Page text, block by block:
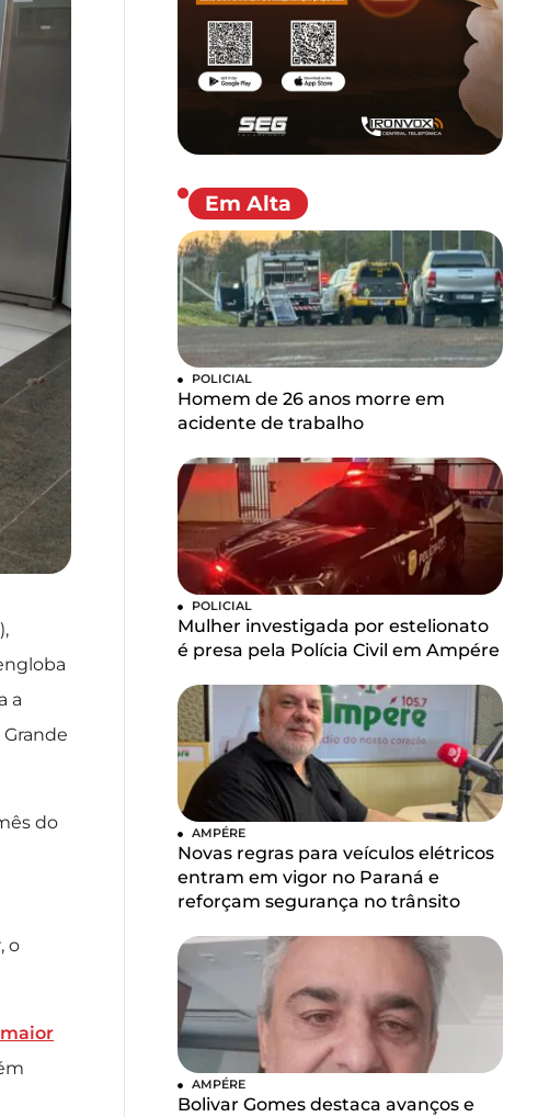
a
do
o
Em Alta
POLICIAL
Homem de 26 anos morre em
acidente de trabalho
POLICIAL
Mulher investigada por estelionato
é presa pela Polícia Civil em Ampére
AMPÉRE
Novas regras para veículos elétricos
entram em vigor no Paraná e
reforçam segurança no trânsito
AMPÉRE
Bolivar Gomes destaca avanços e